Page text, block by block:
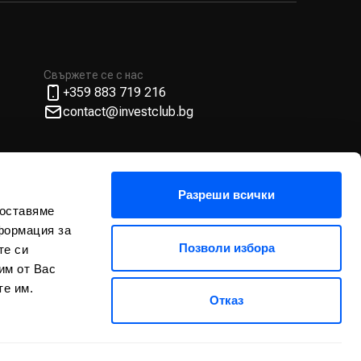
за
си
от Вас
им.
Разреши всички
Позволи избора
Отказ
Свържете се с нас
+359 883 719 216
contact@investclub.bg